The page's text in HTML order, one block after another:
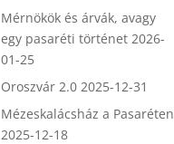
Mérnökök és árvák, avagy
egy pasaréti történet 2026-
01-25
Oroszvár 2.0 2025-12-31
Mézeskalácsház a Pasaréten
2025-12-18